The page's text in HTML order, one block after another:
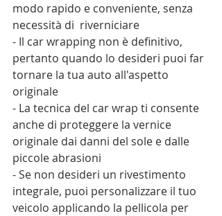
modo rapido e conveniente, senza
necessità di  riverniciare
- Il car wrapping non è definitivo,
pertanto quando lo desideri puoi far
tornare la tua auto all'aspetto
originale
- La tecnica del car wrap ti consente
anche di proteggere la vernice
originale dai danni del sole e dalle
piccole abrasioni
- Se non desideri un rivestimento
integrale, puoi personalizzare il tuo
veicolo applicando la pellicola per